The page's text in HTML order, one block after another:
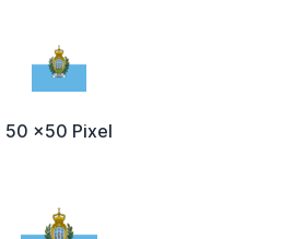
50 x50 Pixel